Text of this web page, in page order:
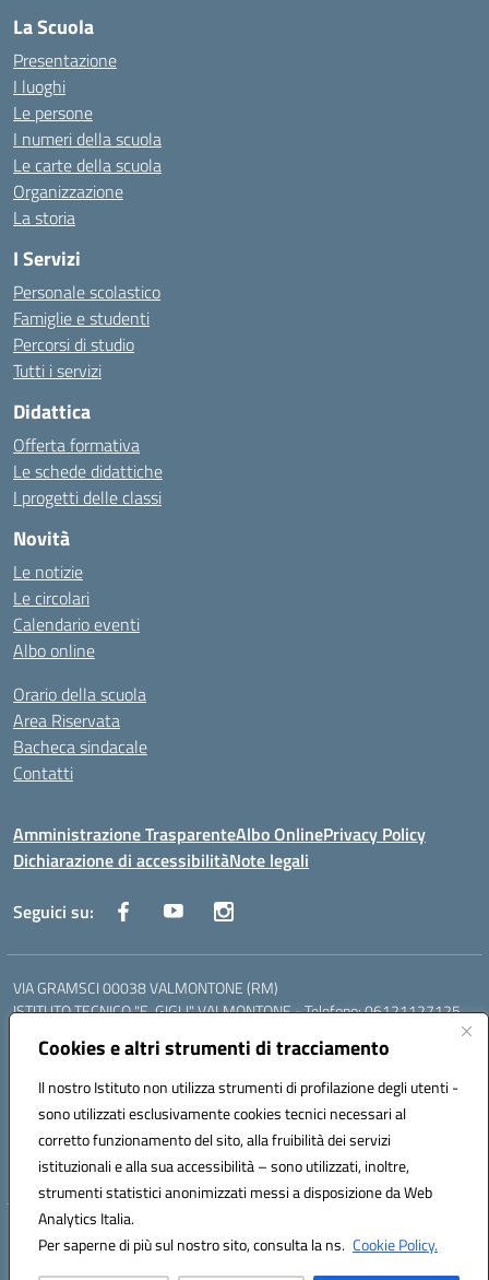
Cookies e altri strumenti di tracciamento
Il nostro Istituto non utilizza strumenti di profilazione degli utenti -
sono utilizzati esclusivamente cookies tecnici necessari al
corretto funzionamento del sito, alla fruibilità dei servizi
istituzionali e alla sua accessibilità – sono utilizzati, inoltre,
strumenti statistici anonimizzati messi a disposizione da Web
Analytics Italia.
Per saperne di più sul nostro sito, consulta la ns. Cookie Policy.
La Scuola
Presentazione
I luoghi
Le persone
I numeri della scuola
Le carte della scuola
Organizzazione
La storia
I Servizi
Personale scolastico
Famiglie e studenti
Percorsi di studio
Tutti i servizi
Didattica
Offerta formativa
Le schede didattiche
I progetti delle classi
Novità
Le notizie
Le circolari
Calendario eventi
Albo online
Orario della scuola
Area Riservata
Bacheca sindacale
Contatti
Amministrazione TrasparenteAlbo OnlinePrivacy Policy
Dichiarazione di accessibilitàNote legali
Seguici su:
VIA GRAMSCI 00038 VALMONTONE (RM)
ISTITUTO TECNICO "E. GIGLI" VALMONTONE - Telefono: 06121127125
06121126825
LICEO DELLE SCIENZE UMANE "P.L. NERVI" SEGNI - Telefono:
Mail: RMIS099002@istruzione.it - PEC: RMIS099002@pec.istruzione.it
Codice meccanografico: RMIS099002
Codice fiscale: 95036960581
Hosting & Powered by 3D Solution S.r.l.
Concept & Design by Designers Italia